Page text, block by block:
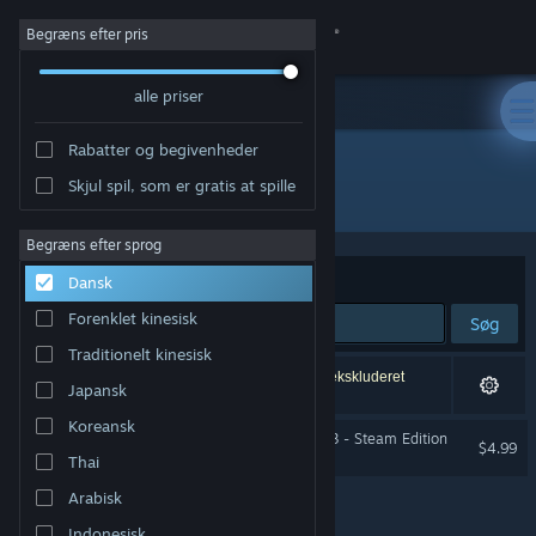
Log på
Om
Support
Skift sprog
Hent Steam-mobilappen
Vis desktop-webside
Begræns efter pris
alle priser
Rabatter og begivenheder
Skjul spil, som er gratis at spille
Begræns efter sprog
Dansk
Forenklet kinesisk
Traditionelt kinesisk
Japansk
Koreansk
Thai
Arabisk
Udvikler: Actalogic
Sorter efter Relevans
Søg
1 resultat matcher din søgning. 4 titler er blevet ekskluderet
baseret på dine præferencer.
Agricultural Simulator 2013 - Steam Edition
$4.99